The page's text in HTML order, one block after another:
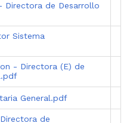
Directora de Desarrollo
Sistema
- Directora (E) de
General.pdf
de